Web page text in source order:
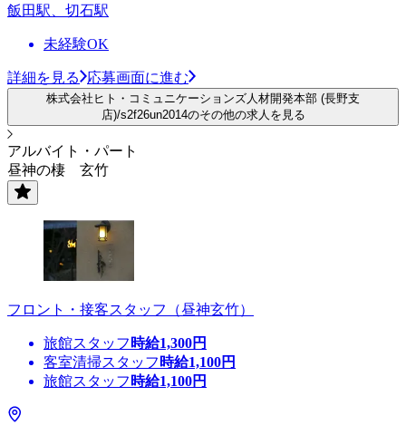
飯田駅、切石駅
未経験OK
詳細を見る 応募画面に進む
株式会社ヒト・コミュニケーションズ人材開発本部 (長野支
店)/s2f26un2014のその他の求人を見る
アルバイト・パート
昼神の棲 玄竹
フロント・接客スタッフ（昼神玄竹）
旅館スタッフ 時給1,300円
客室清掃スタッフ 時給1,100円
旅館スタッフ 時給1,100円